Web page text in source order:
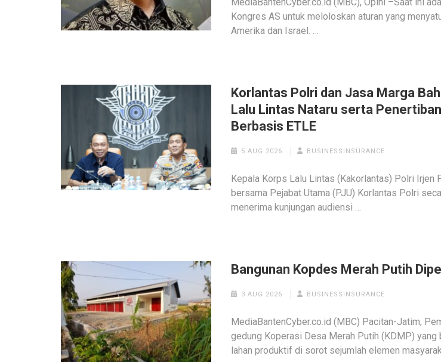
Kongres AS untuk meloloskan aturan yang
Amerika dan Israel. …
Korlantas Polri dan Jasa Marga
Lalu Lintas Nataru serta Penertiban
Berbasis ETLE
5 AUG 2026 BUSINESSINSURANCE
Kepala Korps Lalu Lintas (Kakorlantas) Polri Irjen
bersama Pejabat Utama (PJU) Korlantas Polri
menerima kunjungan audiensi …
Bangunan Kopdes Merah Putih
3 AUG 2026 BUSINESSINSURANCE
MediaBantenCyber.co.id (MBC) Pacitan-Jatim,
gedung Koperasi Desa Merah Putih (KDMP) yang
lahan produktif di sorot sejumlah elemen